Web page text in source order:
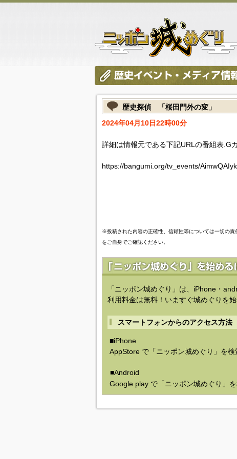
歴史探偵 「桜田門外の変」
2024年04月10日22時00分
詳細は情報元である下記URLの番組表.G
https://bangumi.org/tv_events/
※投稿された内容の正確性、信頼性等については一切の
をご自身でご確認ください。
「ニッポン城めぐり」は、iPhone・
利用料金は無料！いますぐ城めぐりを始
スマートフォンからのアクセス方法
■iPhone
AppStore で「ニッポン城めぐり」を検
■Android
Google play で「ニッポン城めぐり」を